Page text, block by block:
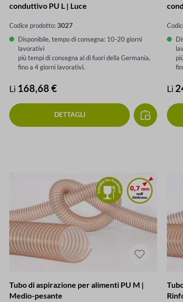
conduttivo PU L | Luce
Codice prodotto:3027
Disponibile, tempo di consegna: 10-20 giorni
lavorativi
più tempi di consegna al di fuori della Germania,
fino a 4 giorni lavorativi.
Prezzo normale:
Lì 168,68 €
DETTAGLI
Lì
Tubo di aspirazione per alimenti PU M |
Medio-pesante